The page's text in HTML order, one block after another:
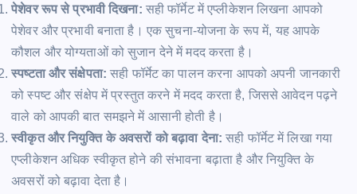
पेशेवर रूप से प्रभावी दिखना: सही फॉर्मेट में एप्लीकेशन लिखना आपको
पेशेवर और प्रभावी बनाता है। एक सुचना-योजना के रूप में, यह आपके
कौशल और योग्यताओं को सुजान देने में मदद करता है।
स्पष्टता और संक्षेपता: सही फॉर्मेट का पालन करना आपको अपनी जानकारी
को स्पष्ट और संक्षेप में प्रस्तुत करने में मदद करता है, जिससे आवेदन पढ़ने
वाले को आपकी बात समझने में आसानी होती है।
स्वीकृत और नियुक्ति के अवसरों को बढ़ावा देना: सही फॉर्मेट में लिखा गया
एप्लीकेशन अधिक स्वीकृत होने की संभावना बढ़ाता है और नियुक्ति के
अवसरों को बढ़ावा देता है।